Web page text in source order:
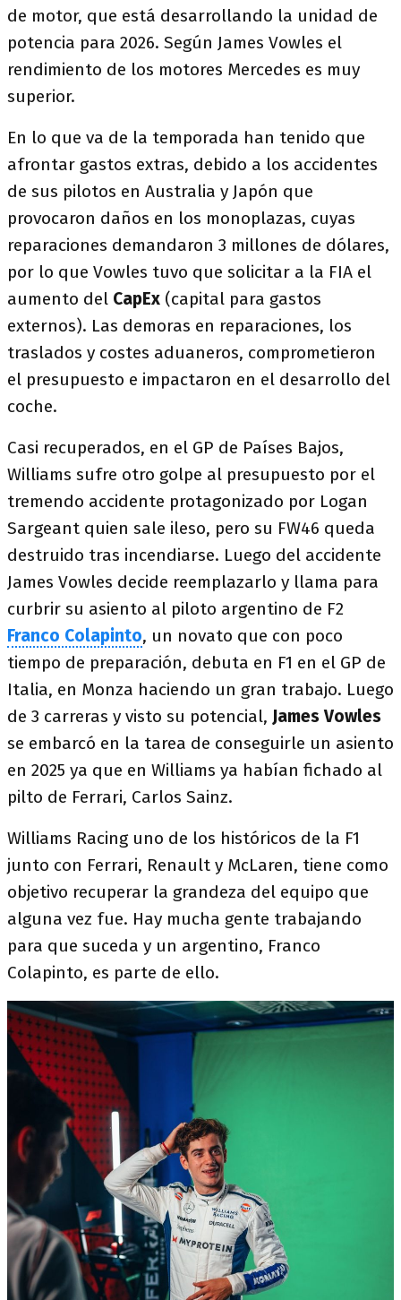
de motor, que está desarrollando la unidad de
potencia para 2026. Según James Vowles el
rendimiento de los motores Mercedes es muy
superior.
En lo que va de la temporada han tenido que
afrontar gastos extras, debido a los accidentes
de sus pilotos en Australia y Japón que
provocaron daños en los monoplazas, cuyas
reparaciones demandaron 3 millones de dólares,
por lo que Vowles tuvo que solicitar a la FIA el
aumento del CapEx (capital para gastos
externos). Las demoras en reparaciones, los
traslados y costes aduaneros, comprometieron
el presupuesto e impactaron en el desarrollo del
coche.
Casi recuperados, en el GP de Países Bajos,
Williams sufre otro golpe al presupuesto por el
tremendo accidente protagonizado por Logan
Sargeant quien sale ileso, pero su FW46 queda
destruido tras incendiarse. Luego del accidente
James Vowles decide reemplazarlo y llama para
curbrir su asiento al piloto argentino de F2
Franco Colapinto, un novato que con poco
tiempo de preparación, debuta en F1 en el GP de
Italia, en Monza haciendo un gran trabajo. Luego
de 3 carreras y visto su potencial, James Vowles
se embarcó en la tarea de conseguirle un asiento
en 2025 ya que en Williams ya habían fichado al
pilto de Ferrari, Carlos Sainz.
Williams Racing uno de los históricos de la F1
junto con Ferrari, Renault y McLaren, tiene como
objetivo recuperar la grandeza del equipo que
alguna vez fue. Hay mucha gente trabajando
para que suceda y un argentino, Franco
Colapinto, es parte de ello.